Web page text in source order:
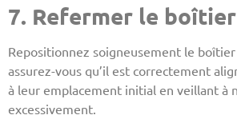
7. Refermer le boîtier
Repositionnez soigneusement le boîtier
assurez-vous qu’il est correctement
à leur emplacement initial en veillant à
excessivement.